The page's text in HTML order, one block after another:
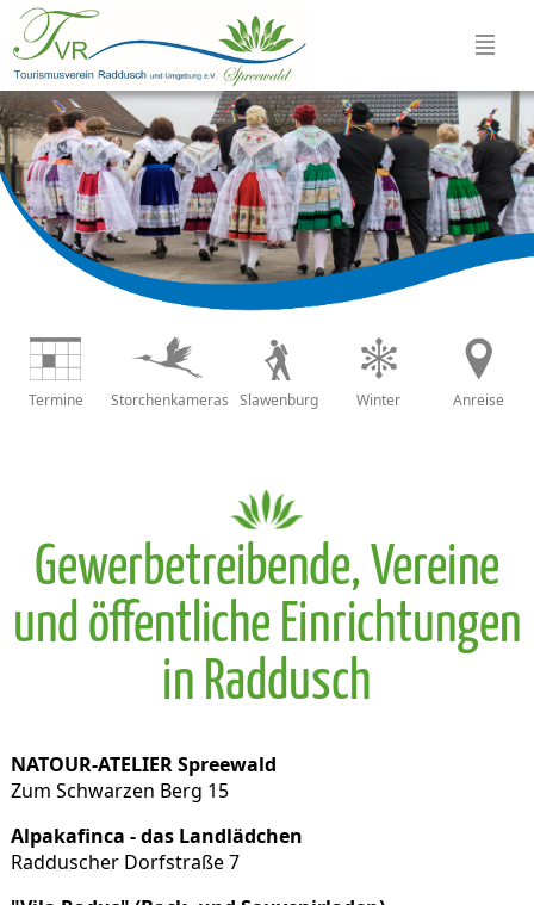
Termine Storchenkameras Slawenburg Winter Anreise
Gewerbetreibende, Vereine
und öffentliche Einrichtungen
in Raddusch
NATOUR-ATELIER Spreewald
Zum Schwarzen Berg 15
Alpakafinca - das Landlädchen
Radduscher Dorfstraße 7